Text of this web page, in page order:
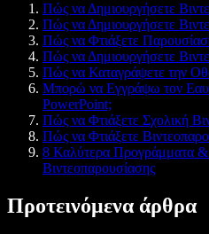
Πώς να Δημιουργήσετε
Πώς να Δημιουργήσετε
Πώς να Φτιάξετε
Πώς να Δημιουργήσετε
Πώς να Καταγράψετε την
Μπορώ να Εγγράψω τον
PowerPoint;
Πώς να Φτιάξετε Σχολική
Πώς να Φτιάξετε
8 Καλύτερα Προγράμματα
Βιντεοπαρουσίασης
Προτεινόμενα άρθρα